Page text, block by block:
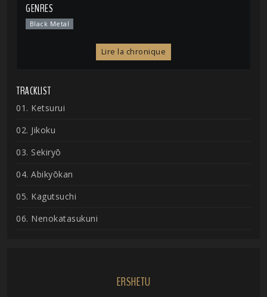
GENRES
Black Metal
Lire la chronique
TRACKLIST
01. Ketsurui
02. Jikoku
03. Sekiryō
04. Abikyōkan
05. Kagutsuchi
06. Nenokatasukuni
ERSHETU